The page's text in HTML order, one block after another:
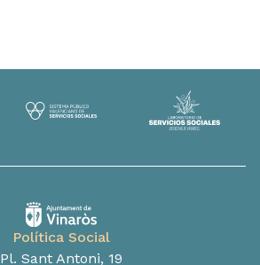
Política Social
Pl. Sant Antoni, 19